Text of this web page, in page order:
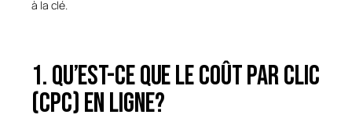
à la clé.
1. Qu’est-ce que le coût par clic
(CPC) en ligne?